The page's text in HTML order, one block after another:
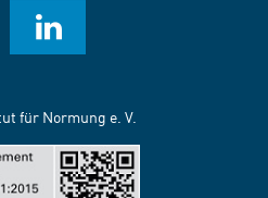
für Normung e. V.